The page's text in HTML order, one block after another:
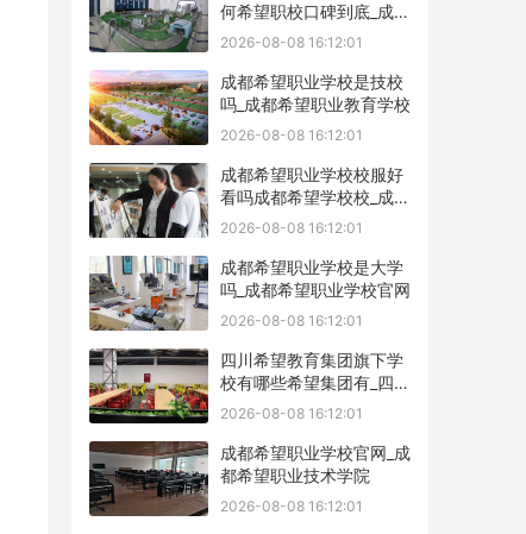
何希望职校口碑到底_成都
希望职业学校烹饪专业
2026-08-08 16:12:01
成都希望职业学校是技校
吗_成都希望职业教育学校
2026-08-08 16:12:01
成都希望职业学校校服好
看吗成都希望学校校_成都
希望职业学校官网
2026-08-08 16:12:01
成都希望职业学校是大学
吗_成都希望职业学校官网
2026-08-08 16:12:01
四川希望教育集团旗下学
校有哪些希望集团有_四川
希望教育集团官网
2026-08-08 16:12:01
成都希望职业学校官网_成
都希望职业技术学院
2026-08-08 16:12:01